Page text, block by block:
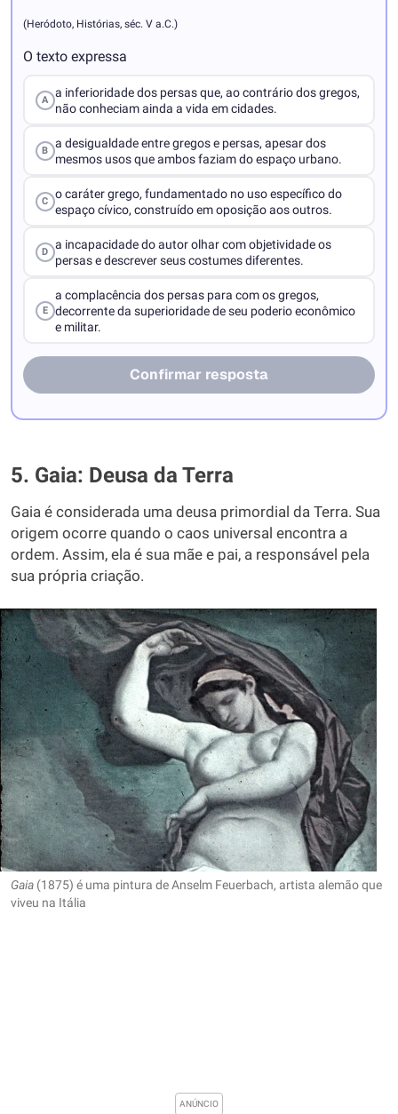
(Heródoto, Histórias, séc. V a.C.)
O texto expressa
A
a inferioridade dos persas que, ao contrário dos gregos,
não conheciam ainda a vida em cidades.
B
a desigualdade entre gregos e persas, apesar dos
mesmos usos que ambos faziam do espaço urbano.
C
o caráter grego, fundamentado no uso específico do
espaço cívico, construído em oposição aos outros.
D
a incapacidade do autor olhar com objetividade os
persas e descrever seus costumes diferentes.
E
a complacência dos persas para com os gregos,
decorrente da superioridade de seu poderio econômico
e militar.
Confirmar resposta
5. Gaia: Deusa da Terra
Gaia é considerada uma deusa primordial da Terra. Sua
origem ocorre quando o caos universal encontra a
ordem. Assim, ela é sua mãe e pai, a responsável pela
sua própria criação.
Gaia (1875) é uma pintura de Anselm Feuerbach, artista alemão que
viveu na Itália